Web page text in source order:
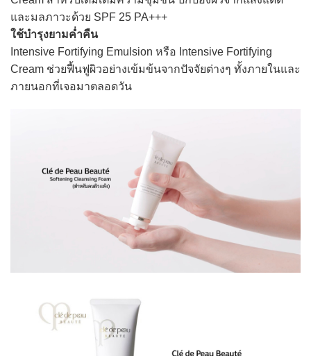
และมลภาวะด้วย SPF 25 PA+++
ใช้บำรุงยามค่ำคืน
Intensive Fortifying Emulsion หรือ Intensive Fortifying
Cream ช่วยฟื้นฟูผิวอย่างเข้มข้นจากปัจจัยต่างๆ ทั้งภายในและ
ภายนอกที่เจอมาตลอดวัน